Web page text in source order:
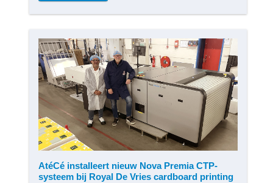
AtéCé installeert nieuw Nova Premia CTP-
systeem bij Royal De Vries cardboard printing